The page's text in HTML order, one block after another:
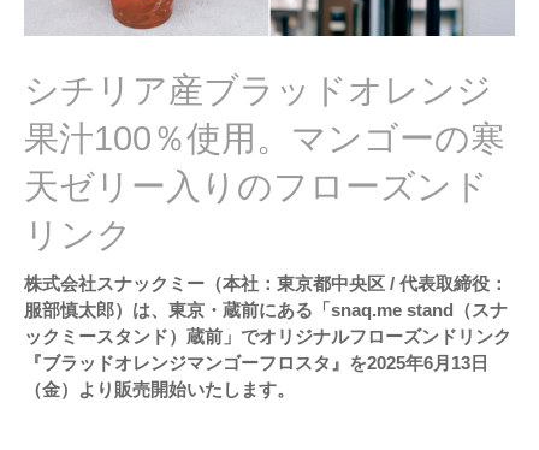
シチリア産ブラッドオレンジ
果汁100％使用。マンゴーの寒
天ゼリー入りのフローズンド
リンク
株式会社スナックミー（本社：東京都中央区 / 代表取締役：
服部慎太郎）は、東京・蔵前にある「snaq.me stand（スナ
ックミースタンド）蔵前」でオリジナルフローズンドリンク
『ブラッドオレンジマンゴーフロスタ』を2025年6月13日
（金）より販売開始いたします。